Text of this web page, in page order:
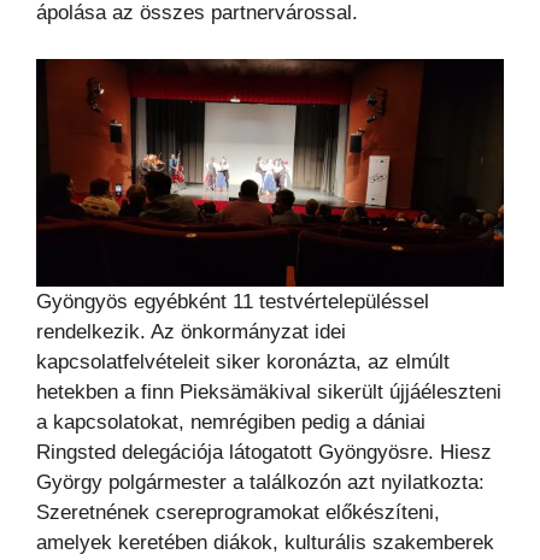
ápolása az összes partnervárossal.
Gyöngyös egyébként 11 testvértelepüléssel
rendelkezik. Az önkormányzat idei
kapcsolatfelvételeit siker koronázta, az elmúlt
hetekben a finn Pieksämäkival sikerült újjáéleszteni
a kapcsolatokat, nemrégiben pedig a dániai
Ringsted delegációja látogatott Gyöngyösre. Hiesz
György polgármester a találkozón azt nyilatkozta:
Szeretnének csereprogramokat előkészíteni,
amelyek keretében diákok, kulturális szakemberek